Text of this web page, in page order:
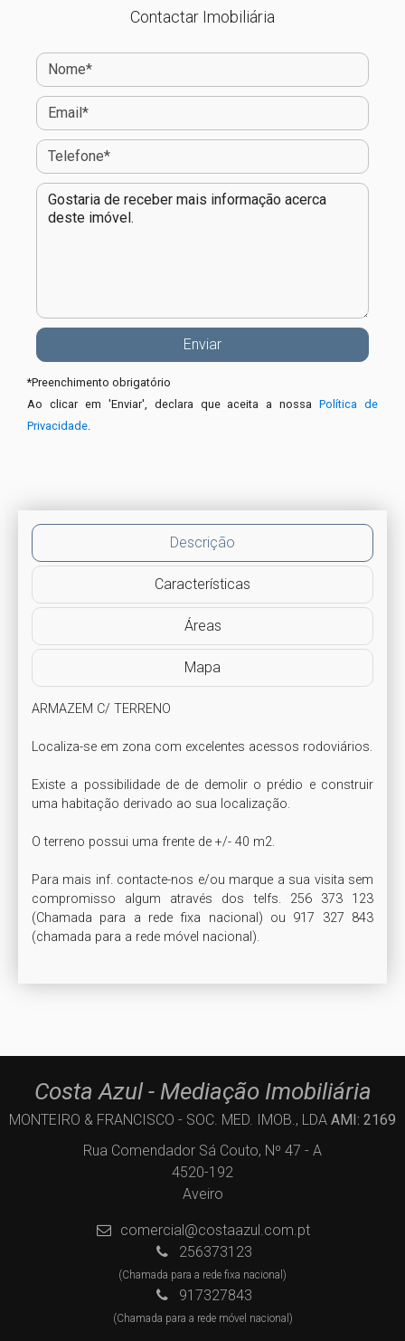
Contactar Imobiliária
*Preenchimento obrigatório
Ao clicar em 'Enviar', declara que aceita a nossaPolítica de
Privacidade
Descrição
Características
Áreas
Mapa
ARMAZEM C/ TERRENO
Localiza-se em zona com excelentes acessos rodoviários.
Existe a possibilidade de de demolir o prédio e construir
uma habitação derivado ao sua localização.
O terreno possui uma frente de +/- 40 m2.
Para mais inf. contacte-nos e/ou marque a sua visita sem
compromisso algum através dos telfs. 256 373 123
(Chamada para a rede fixa nacional) ou 917 327 843
(chamada para a rede móvel nacional).
Costa Azul - Mediação Imobiliária
MONTEIRO & FRANCISCO - SOC. MED. IMOB., LDA AMI: 2169
Rua Comendador Sá Couto, Nº 47 - A
4520-192
Aveiro
comercial@costaazul.com.pt
256373123
(Chamada para a rede fixa nacional)
917327843
(Chamada para a rede móvel nacional)